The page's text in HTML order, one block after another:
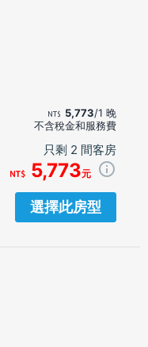
5,773/1 晚
不含稅金和服務費
只剩 2 間客房
5,773元
選擇此房型